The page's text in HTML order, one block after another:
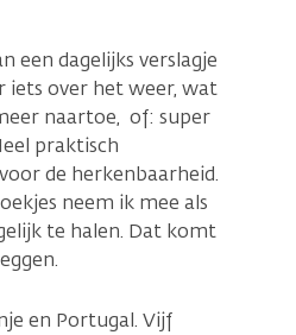
een dagelijks verslagje
iets over het weer, wat
naartoe, of: super
praktisch
de herkenbaarheid.
neem ik mee als
te halen. Dat komt
en Portugal. Vijf